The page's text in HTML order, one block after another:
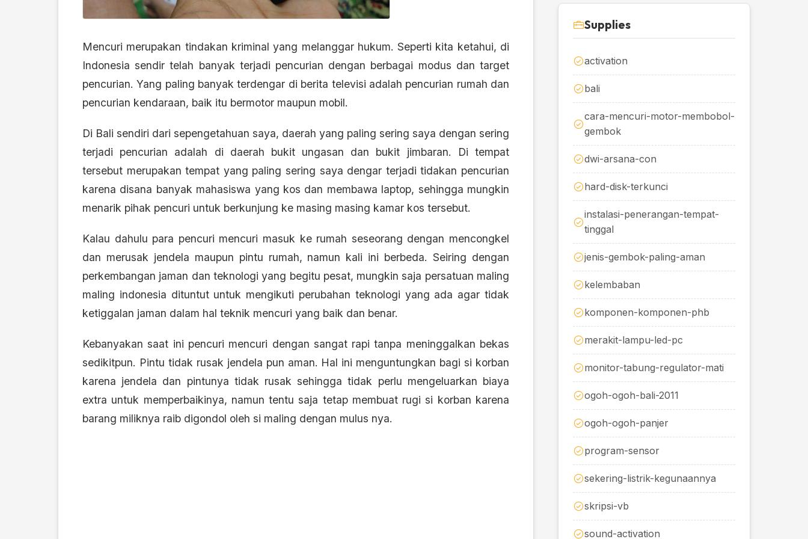
Mencuri merupakan tindakan kriminal yang melanggar hukum. Seperti kita ketahui, di
Indonesia sendir telah banyak terjadi pencurian dengan berbagai modus dan target
pencurian. Yang paling banyak terdengar di berita televisi adalah pencurian rumah dan
pencurian kendaraan, baik itu bermotor maupun mobil.
Di Bali sendiri dari sepengetahuan saya, daerah yang paling sering saya dengan sering
terjadi pencurian adalah di daerah bukit ungasan dan bukit jimbaran. Di tempat
tersebut merupakan tempat yang paling sering saya dengar terjadi tidakan pencurian
karena disana banyak mahasiswa yang kos dan membawa laptop, sehingga mungkin
menarik pihak pencuri untuk berkunjung ke masing masing kamar kos tersebut.
Kalau dahulu para pencuri mencuri masuk ke rumah seseorang dengan mencongkel
dan merusak jendela maupun pintu rumah, namun kali ini berbeda. Seiring dengan
perkembangan jaman dan teknologi yang begitu pesat, mungkin saja persatuan maling
maling indonesia dituntut untuk mengikuti perubahan teknologi yang ada agar tidak
ketiggalan jaman dalam hal teknik mencuri yang baik dan benar.
Kebanyakan saat ini pencuri mencuri dengan sangat rapi tanpa meninggalkan bekas
sedikitpun. Pintu tidak rusak jendela pun aman. Hal ini menguntungkan bagi si korban
karena jendela dan pintunya tidak rusak sehingga tidak perlu mengeluarkan biaya
extra untuk memperbaikinya, namun tentu saja tetap membuat rugi si korban karena
barang miliknya raib digondol oleh si maling dengan mulus nya.
Supplies
activation
bali
cara-mencuri-motor-membobol-
gembok
dwi-arsana-con
hard-disk-terkunci
instalasi-penerangan-tempat-
tinggal
jenis-gembok-paling-aman
kelembaban
komponen-komponen-phb
merakit-lampu-led-pc
monitor-tabung-regulator-mati
ogoh-ogoh-bali-2011
ogoh-ogoh-panjer
program-sensor
sekering-listrik-kegunaannya
skripsi-vb
sound-activation